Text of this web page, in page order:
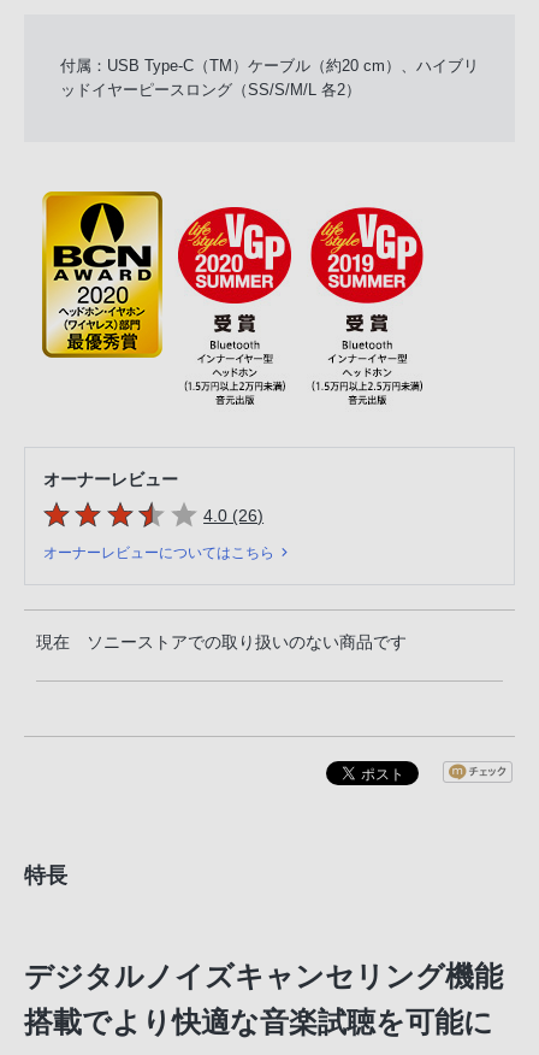
付属：USB Type-C（TM）ケーブル（約20 cm）、ハイブリ
ッドイヤーピースロング（SS/S/M/L 各2）
オーナーレビュー
5つの星のうち
4.0 (26件のレビュー
)
オーナーレビューについてはこちら
現在 ソニーストアでの取り扱いのない商品です
特長
デジタルノイズキャンセリング機能
搭載でより快適な音楽試聴を可能に